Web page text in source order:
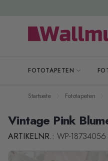
FOTOTAPETEN
Startseite Fototapeten
Vintage Pink
ARTIKELNR.: WP-18734056